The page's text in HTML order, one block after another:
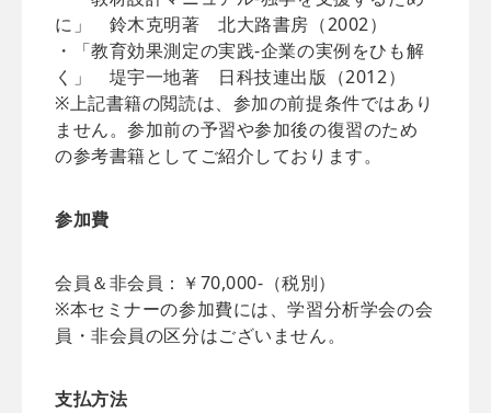
に」 鈴木克明著 北大路書房（2002）
・「教育効果測定の実践‐企業の実例をひも解
く」 堤宇一地著 日科技連出版（2012）
※上記書籍の閲読は、参加の前提条件ではあり
ません。参加前の予習や参加後の復習のため
の参考書籍としてご紹介しております。
参加費
会員＆非会員：￥70,000-（税別）
※本セミナーの参加費には、学習分析学会の会
員・非会員の区分はございません。
支払方法